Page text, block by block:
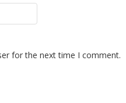
for the next time I comment.